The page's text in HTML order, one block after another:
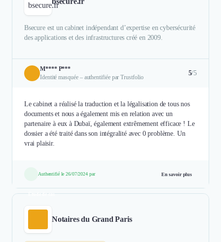
Bsecure est un cabinet indépendant d’expertise en cybersécurité
des applications et des infrastructures créé en 2009.
M**** P***
Identité masquée – authentifiée par Trustfolio
5/5
Le cabinet a réalisé la traduction et la légalisation de tous nos
documents et nous a également mis en relation avec un
partenaire à eux à Dubaï, également extrêmement efficace ! Le
dossier a été traité dans son intégralité avec 0 problème. Un
vrai plaisir.
Authentifié le 26/07/2024 par En savoir plus
Étude de cas
Notaires du Grand Paris